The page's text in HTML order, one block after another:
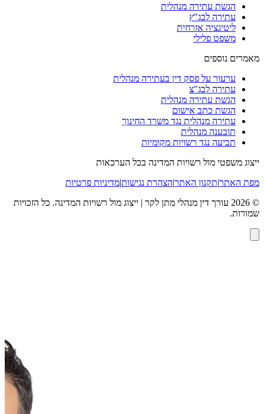
הגשת עתירה מנהלית
עתירה לבג"ץ
ליטיגציה אזרחית
משפט פלילי
מאמרים נוספים
ערעור על פסק דין בעתירה מנהלית
עתירה לבג"צ
הגשת עתירה מנהלית
הגשת כתב אישום
עתירה מנהלית נגד משרד החינוך
תובענה מנהלית
תביעה נגד רשויות מקומיות
ייצוג משפטי מול רשויות המדינה בכל הערכאות
מפת האתר|תקנון האתר|הצהרת נגישות|מדיניות פרטיות
©
2026 עורך דין מנהלי מתן לקר | ייצוג מול רשויות המדינה. כל הזכויות
שמורות.